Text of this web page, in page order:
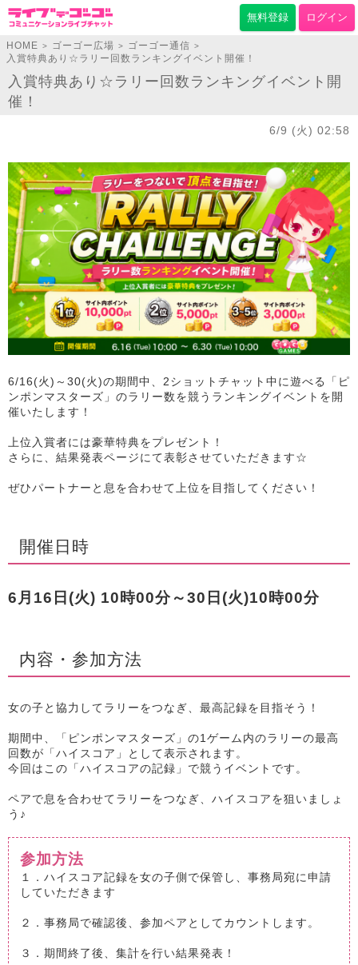
無料登録 ログイン
HOME > ゴーゴー広場 > ゴーゴー通信 >
入賞特典あり☆ラリー回数ランキングイベント開催！
入賞特典あり☆ラリー回数ランキングイベント開
催！
6/9 (火) 02:58
6/16(火)～30(火)の期間中、2ショットチャット中に遊べる「ピ
ンポンマスターズ」のラリー数を競うランキングイベントを開
催いたします！
上位入賞者には豪華特典をプレゼント！
さらに、結果発表ページにて表彰させていただきます☆
ぜひパートナーと息を合わせて上位を目指してください！
開催日時
6月16日(火) 10時00分～30日(火)10時00分
内容・参加方法
女の子と協力してラリーをつなぎ、最高記録を目指そう！
期間中、「ピンポンマスターズ」の1ゲーム内のラリーの最高
回数が「ハイスコア」として表示されます。
今回はこの「ハイスコアの記録」で競うイベントです。
ペアで息を合わせてラリーをつなぎ、ハイスコアを狙いましょ
う♪
参加方法
１．ハイスコア記録を女の子側で保管し、事務局宛に申請
していただきます
２．事務局で確認後、参加ペアとしてカウントします。
３．期間終了後、集計を行い結果発表！